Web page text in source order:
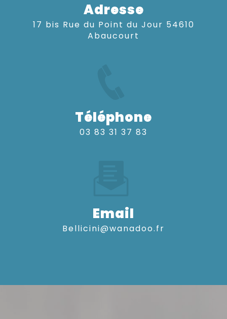
Adresse
17 bis Rue du Point du Jour 54610
Abaucourt
Téléphone
03 83 31 37 83
Email
bellicini@wanadoo.fr